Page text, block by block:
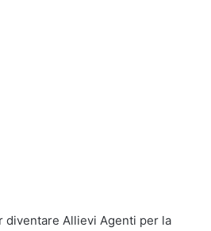
diventare Allievi Agenti per la